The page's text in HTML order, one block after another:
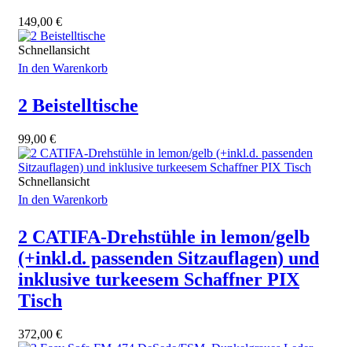
149,00 €
Schnellansicht
In den Warenkorb
2 Beistelltische
99,00 €
Schnellansicht
In den Warenkorb
2 CATIFA-Drehstühle in lemon/gelb
(+inkl.d. passenden Sitzauflagen) und
inklusive turkeesem Schaffner PIX
Tisch
372,00 €